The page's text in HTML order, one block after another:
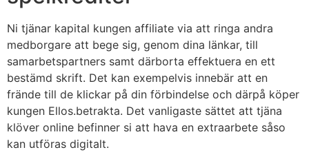
Ni tjänar kapital kungen affiliate via att ringa andra
medborgare att bege sig, genom dina länkar, till
samarbetspartners samt därborta effektuera en ett
bestämd skrift. Det kan exempelvis innebär att en
frände till de klickar på din förbindelse och därpå köper
kungen Ellos.betrakta. Det vanligaste sättet att tjäna
klöver online befinner si att hava en extraarbete såso
kan utföras digitalt.